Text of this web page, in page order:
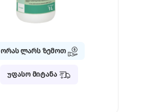
ორას ლარს ზემოთ
უფასო მიტანა